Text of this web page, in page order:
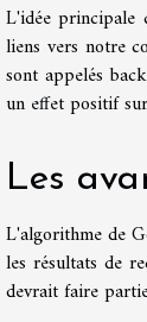
L'idée principale
liens vers notre
sont appelés
un effet positif
Les
L'algorithme de
les résultats de
devrait faire